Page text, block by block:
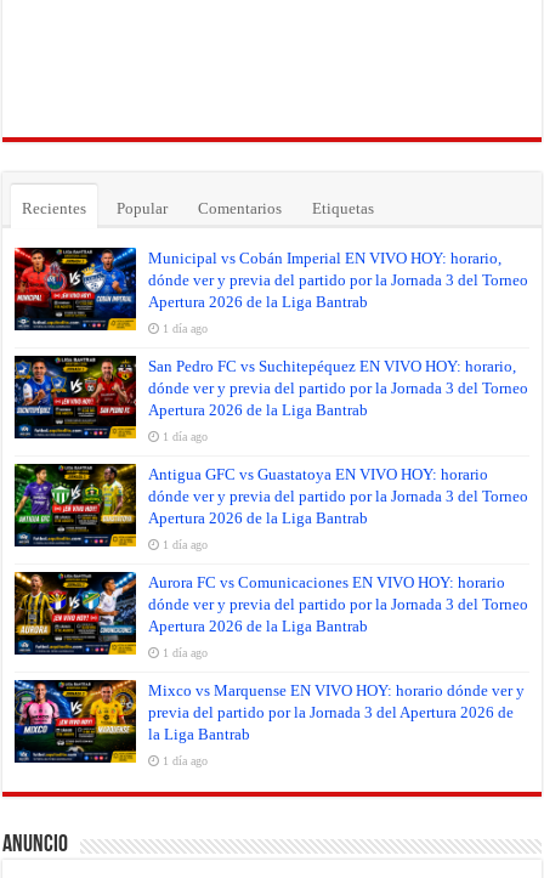
Recientes Popular Comentarios Etiquetas
Municipal vs Cobán Imperial EN VIVO HOY: horario,
dónde ver y previa del partido por la Jornada 3 del Torneo
Apertura 2026 de la Liga Bantrab
1 día ago
San Pedro FC vs Suchitepéquez EN VIVO HOY: horario,
dónde ver y previa del partido por la Jornada 3 del Torneo
Apertura 2026 de la Liga Bantrab
1 día ago
Antigua GFC vs Guastatoya EN VIVO HOY: horario
dónde ver y previa del partido por la Jornada 3 del Torneo
Apertura 2026 de la Liga Bantrab
1 día ago
Aurora FC vs Comunicaciones EN VIVO HOY: horario
dónde ver y previa del partido por la Jornada 3 del Torneo
Apertura 2026 de la Liga Bantrab
1 día ago
Mixco vs Marquense EN VIVO HOY: horario dónde ver y
previa del partido por la Jornada 3 del Apertura 2026 de
la Liga Bantrab
1 día ago
Anuncio